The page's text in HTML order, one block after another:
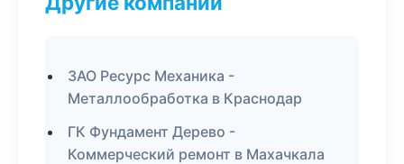
ЗАО Ресурс Механика -
Металлообработка в Краснодар
ГК Фундамент Дерево -
Коммерческий ремонт в Махачкала